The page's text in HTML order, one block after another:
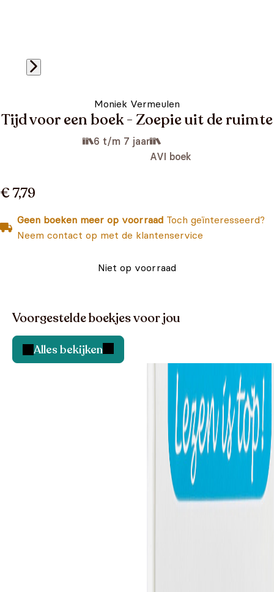
Moniek Vermeulen
Tijd voor een boek - Zoepie uit de ruimte
6 t/m 7 jaar
AVI boek
€ 7,79
Geen boeken meer op voorraad Toch geïnteresseerd?
Neem contact op met de klantenservice
Niet op voorraad
Voorgestelde boekjes voor jou
Alles bekijken